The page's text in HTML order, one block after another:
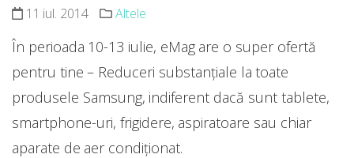
11 iul. 2014 Altele
În perioada 10-13 iulie, eMag are o super ofertă
pentru tine – Reduceri substanțiale la toate
produsele Samsung, indiferent dacă sunt tablete,
smartphone-uri, frigidere, aspiratoare sau chiar
aparate de aer condiționat.